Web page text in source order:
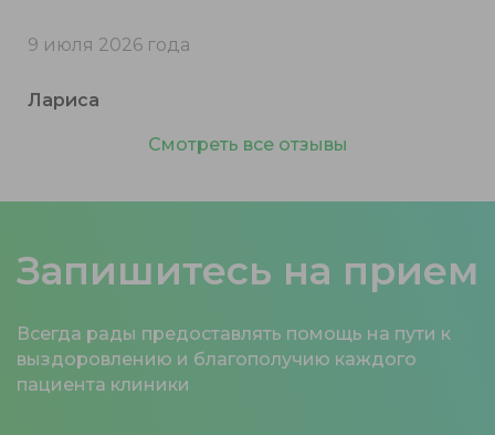
9 июля 2026 года
Лариса
Смотреть все отзывы
Запишитесь на прием
Всегда рады предоставлять помощь на пути к
выздоровлению и благополучию каждого
пациента клиники